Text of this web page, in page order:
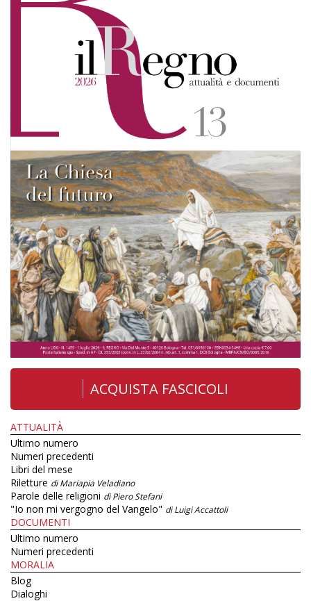
ACQUISTA FASCICOLI
ATTUALITÀ
Ultimo numero
Numeri precedenti
Libri del mese
Riletture di Mariapia Veladiano
Parole delle religioni di Piero Stefani
"Io non mi vergogno del Vangelo" di Luigi Accattoli
DOCUMENTI
Ultimo numero
Numeri precedenti
MORALIA
Blog
Dialoghi